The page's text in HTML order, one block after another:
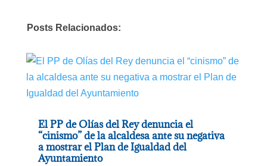
Posts Relacionados:
El PP de Olías del Rey denuncia el
“cinismo” de la alcaldesa ante su negativa
a mostrar el Plan de Igualdad del
Ayuntamiento